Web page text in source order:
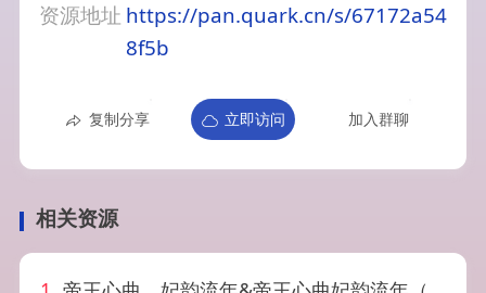
资源地址 https://pan.quark.cn/s/67172a54
8f5b
复制分享 立即访问 加入群聊
相关资源